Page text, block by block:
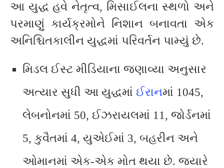
આ યુદ્ધ હવે નેતૃત્વ, મિસાઈલના સ્થળો અને
પરમાણું કાર્યક્રમોને નિશાન બનાવતા એક
અનિશ્ચિતકાલીન યુદ્ધમાં પરિવર્તન પામ્યું છે.
મિડલ ઈસ્ટ મીડિયાના જણાવ્યા અનુસાર
અત્યાર સુધી આ યુદ્ધમાં ઈરાનમાં 1045,
લેબનોનમાં 50, ઈઝરાયલમાં 11, જોર્ડનમાં
5, કુવૈતમાં 4, યુએઈમાં 3, બહરીન અને
ઓમાનમાં એક-એક મોત થયા છે. જ્યારે